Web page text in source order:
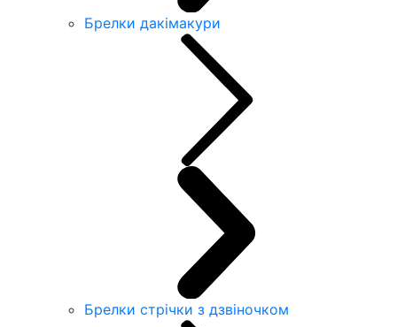
Брелки дакімакури
Брелки стрічки з дзвіночком